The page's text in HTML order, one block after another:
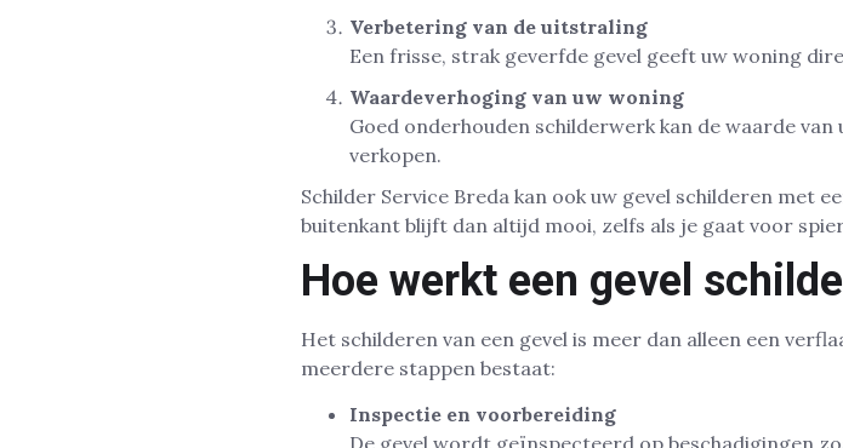
Verbetering van de uitstraling
Een frisse, strak geverfde gevel geeft uw woning
Waardeverhoging van uw woning
Goed onderhouden schilderwerk kan de waarde
verkopen.
Schilder Service Breda kan ook uw gevel schilderen met
buitenkant blijft dan altijd mooi, zelfs als je gaat voor
Hoe werkt een gevel
Het schilderen van een gevel is meer dan alleen een
meerdere stappen bestaat:
Inspectie en voorbereiding